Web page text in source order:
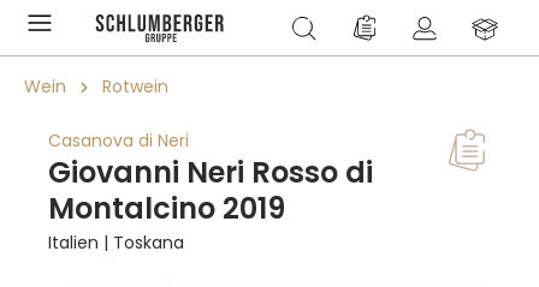
springen Du hast 0 Produkte
Wein Rotwein
Casanova di Neri
Giovanni Neri Rosso di
Montalcino 2019
Italien | Toskana